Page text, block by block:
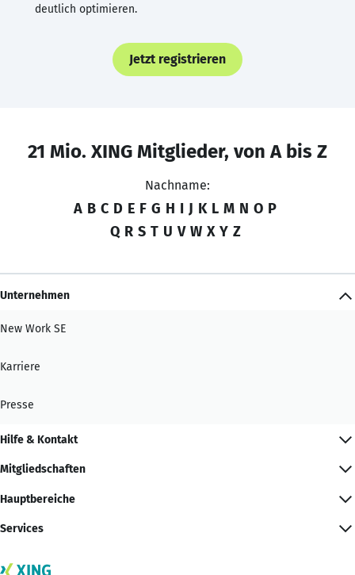
deutlich optimieren.
Jetzt registrieren
21 Mio. XING Mitglieder, von A bis Z
Nachname:
A B C D E F G H I J K L M N O P
Q R S T U V W X Y Z
Unternehmen
New Work SE
Karriere
Presse
Hilfe & Kontakt
Mitgliedschaften
Hauptbereiche
Services